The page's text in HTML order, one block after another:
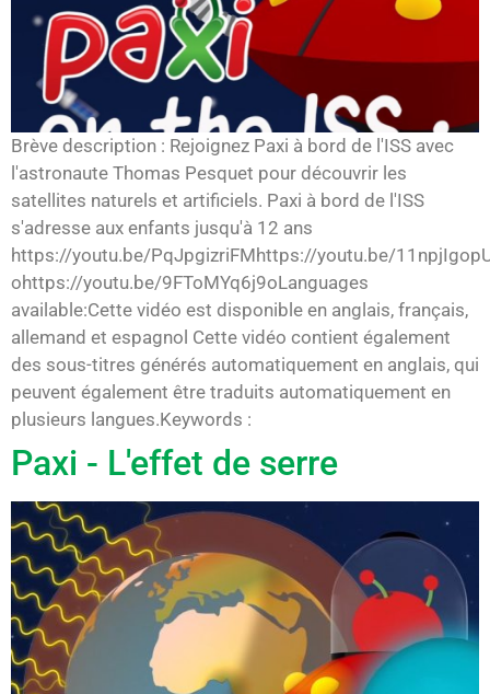
Brève description : Rejoignez Paxi à bord de l'ISS avec
l'astronaute Thomas Pesquet pour découvrir les
satellites naturels et artificiels. Paxi à bord de l'ISS
s'adresse aux enfants jusqu'à 12 ans
https://youtu.be/PqJpgizriFMhttps://youtu.be/
ohttps://youtu.be/9FToMYq6j9oLanguages
available:Cette vidéo est disponible en anglais, français,
allemand et espagnol Cette vidéo contient également
des sous-titres générés automatiquement en anglais, qui
peuvent également être traduits automatiquement en
plusieurs langues.Keywords :
Paxi - L'effet de serre